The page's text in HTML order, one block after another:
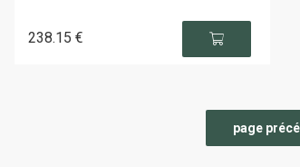
238.15 €